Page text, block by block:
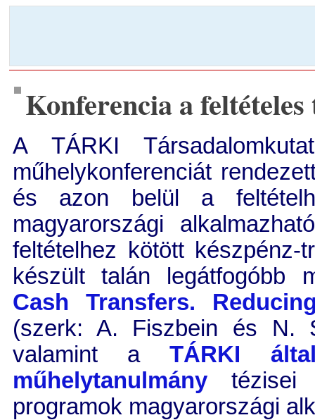
Konferencia a
A TÁRKI
műhelykonferenciát
és azon belül a
magyarországi
feltételhez kötött készpénz-
készült talán legátfogóbb
Cash Transfers.
(szerk: A. Fiszbein és N.
valamint aTÁRKI
műhelytanulmány tézisei
programok magyarországi